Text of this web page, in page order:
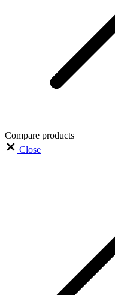
Compare products
Close